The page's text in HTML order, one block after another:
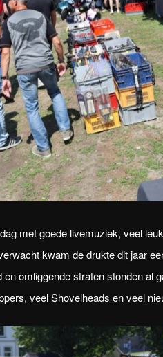
met goede livemuziek, veel
kwam de drukte dit jaar
omliggende straten stonden al
veel Shovelheads en veel